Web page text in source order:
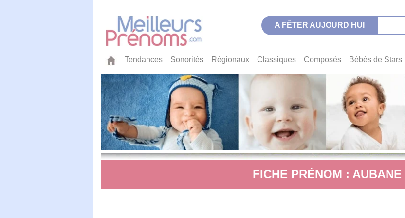
A FÊTER AUJOURD'HUI
Tendances Sonorités Régionaux Classiques Composés Bébés de Stars
FICHE PRÉNOM : AUBANE